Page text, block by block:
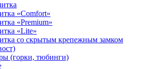
«Comfort»
«Premium»
«Lite»
со скрытым крепежным замком
(горки, тюбинги)